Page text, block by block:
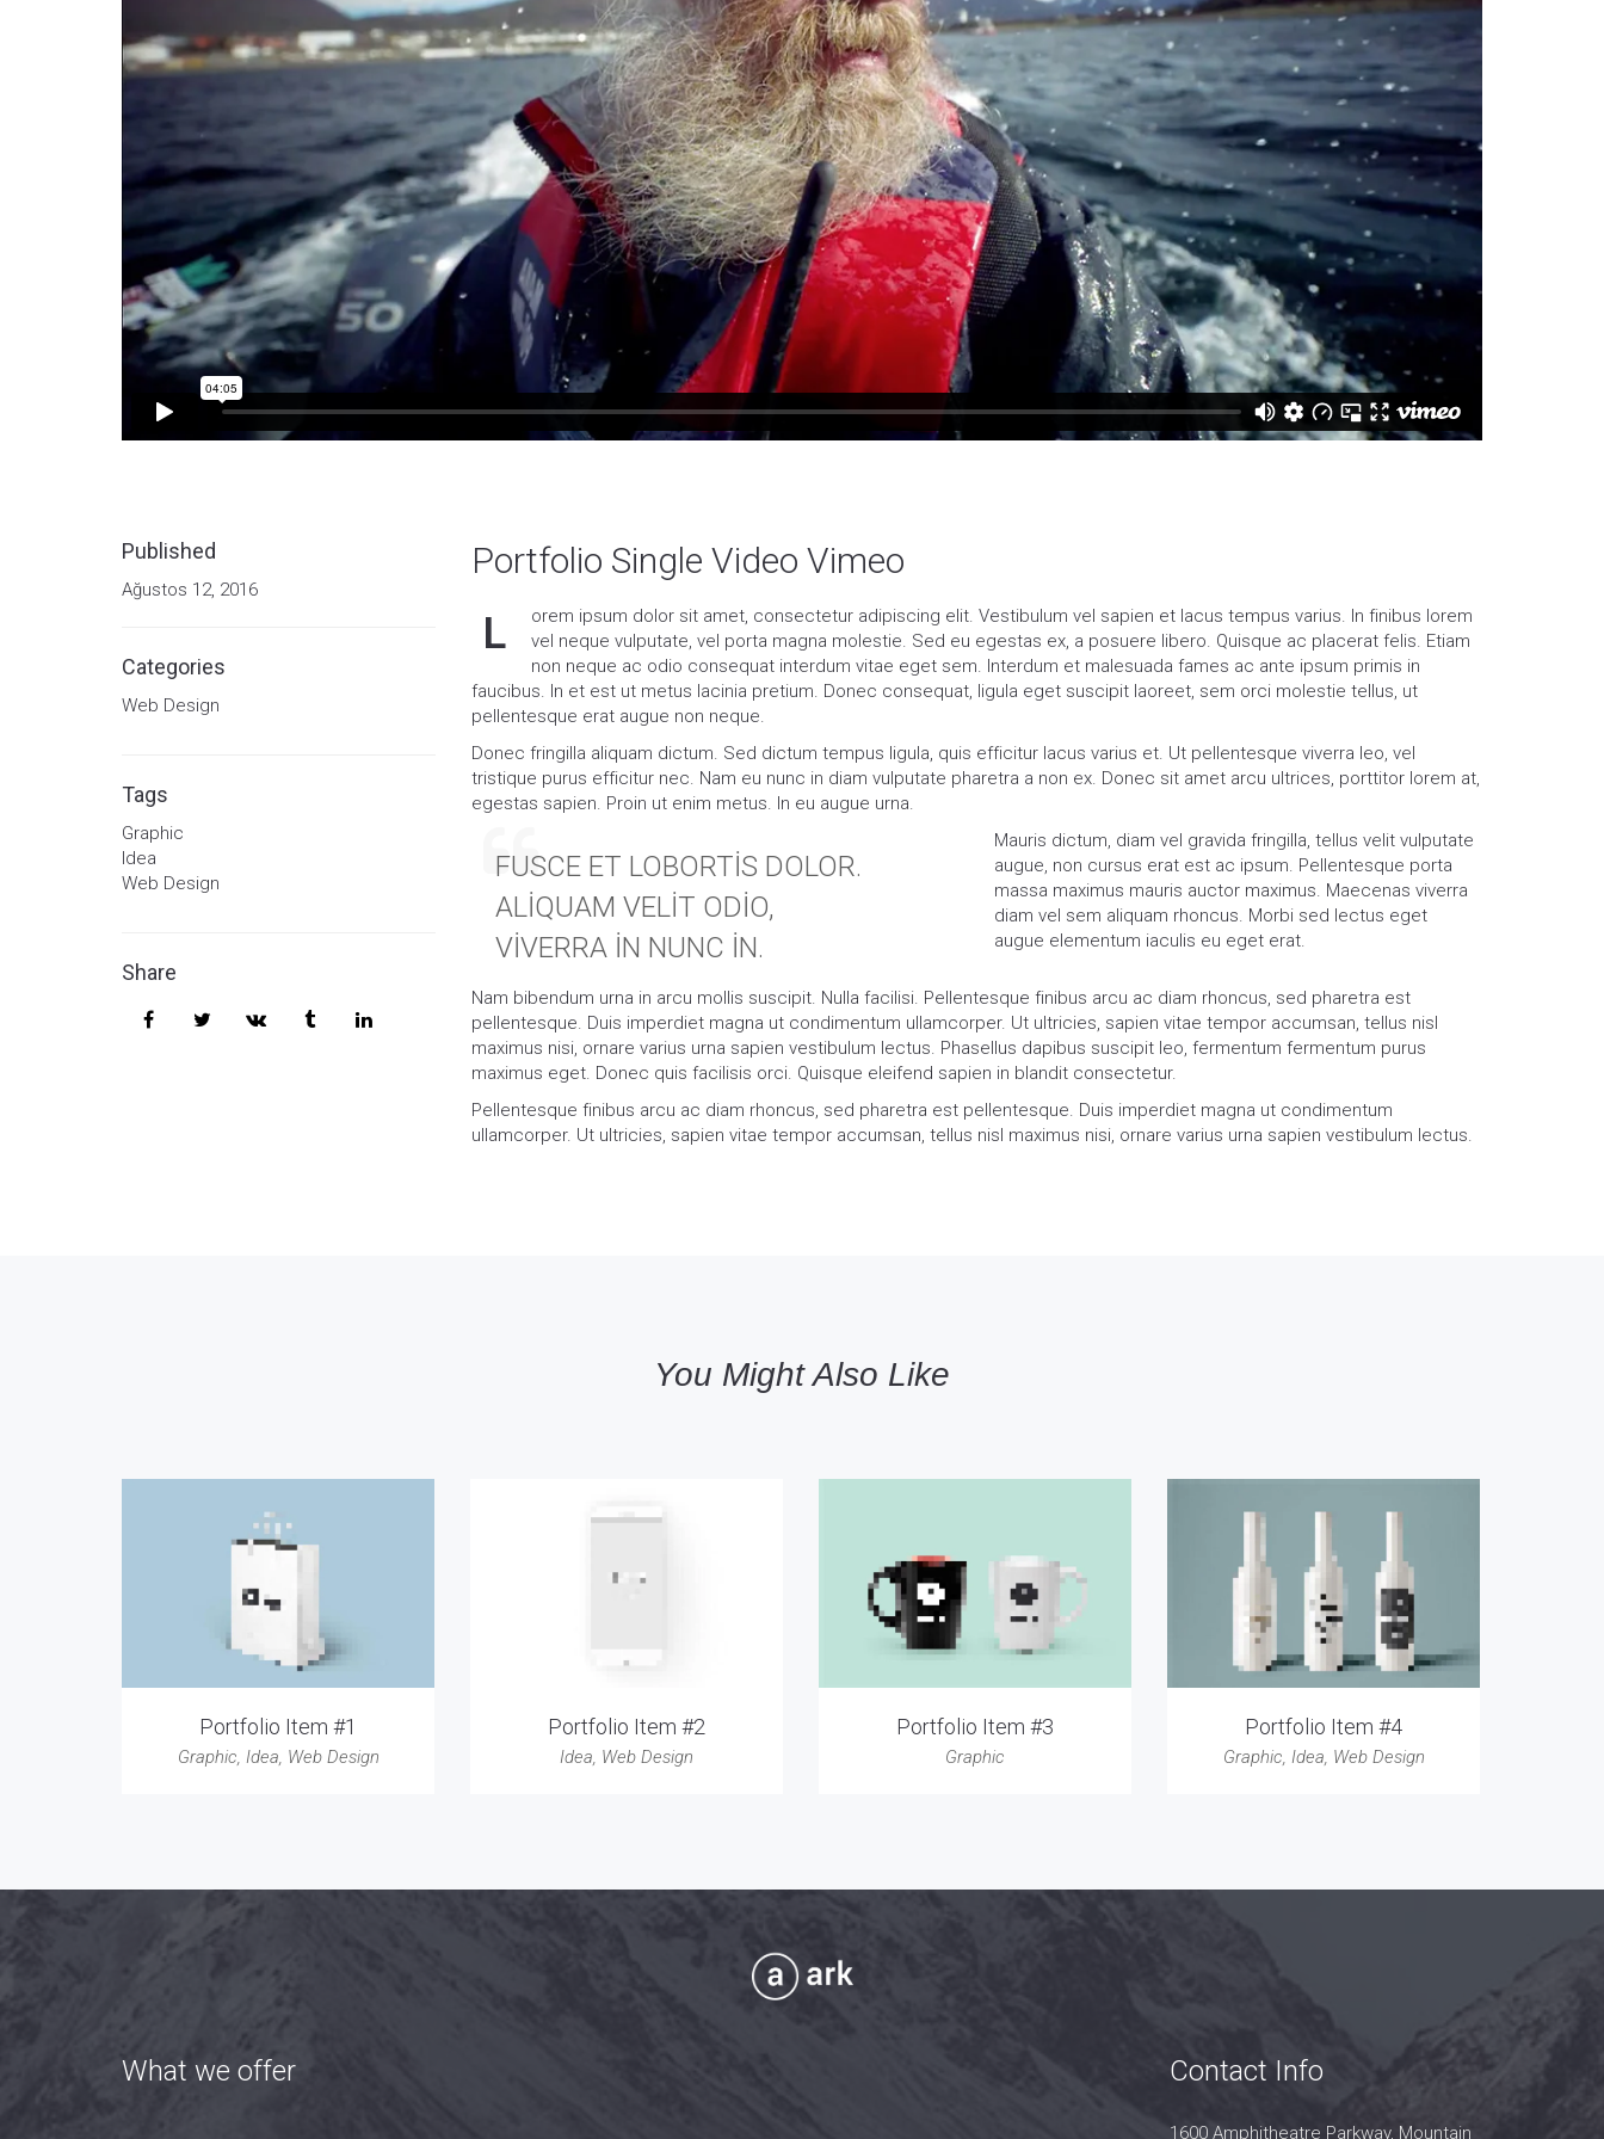
Portfolio Single Video Vimeo
L
orem ipsum dolor sit amet, consectetur adipiscing elit. Vestibulum vel sapien et lacus tempus varius. In finibus lorem
vel neque vulputate, vel porta magna molestie. Sed eu egestas ex, a posuere libero. Quisque ac placerat felis. Etiam
non neque ac odio consequat interdum vitae eget sem. Interdum et malesuada fames ac ante ipsum primis in
faucibus. In et est ut metus lacinia pretium. Donec consequat, ligula eget suscipit laoreet, sem orci molestie tellus, ut
pellentesque erat augue non neque.
Donec fringilla aliquam dictum. Sed dictum tempus ligula, quis efficitur lacus varius et. Ut pellentesque viverra leo, vel
tristique purus efficitur nec. Nam eu nunc in diam vulputate pharetra a non ex. Donec sit amet arcu ultrices, porttitor lorem at,
egestas sapien. Proin ut enim metus. In eu augue urna.
FUSCE ET LOBORTIS DOLOR.
ALIQUAM VELIT ODIO,
VIVERRA IN NUNC IN.
Mauris dictum, diam vel gravida fringilla, tellus velit vulputate
augue, non cursus erat est ac ipsum. Pellentesque porta
massa maximus mauris auctor maximus. Maecenas viverra
diam vel sem aliquam rhoncus. Morbi sed lectus eget
augue elementum iaculis eu eget erat.
Nam bibendum urna in arcu mollis suscipit. Nulla facilisi. Pellentesque finibus arcu ac diam rhoncus, sed pharetra est
pellentesque. Duis imperdiet magna ut condimentum ullamcorper. Ut ultricies, sapien vitae tempor accumsan, tellus nisl
maximus nisi, ornare varius urna sapien vestibulum lectus. Phasellus dapibus suscipit leo, fermentum fermentum purus
maximus eget. Donec quis facilisis orci. Quisque eleifend sapien in blandit consectetur.
Pellentesque finibus arcu ac diam rhoncus, sed pharetra est pellentesque. Duis imperdiet magna ut condimentum
ullamcorper. Ut ultricies, sapien vitae tempor accumsan, tellus nisl maximus nisi, ornare varius urna sapien vestibulum lectus.
Published
Ağustos 12, 2016
Categories
Web Design
Tags
Graphic
Idea
Web Design
Share
You Might Also Like
Portfolio Item #1
Graphic, Idea, Web Design
Portfolio Item #2
Idea, Web Design
Portfolio Item #3
Graphic
Portfolio Item #4
Graphic, Idea, Web Design
What we offer Contact Info
1600 Amphitheatre Parkway, Mountain